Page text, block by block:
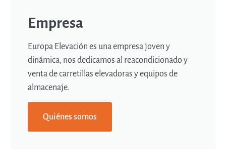
Empresa
Europa Elevación es una empresa joven y
dinámica, nos dedicamos al reacondicionado y
venta de carretillas elevadoras y equipos de
almacenaje.
Quiénes somos